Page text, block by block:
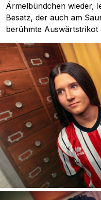
Ärmelbündchen wieder,
Besatz, der auch am
berühmte